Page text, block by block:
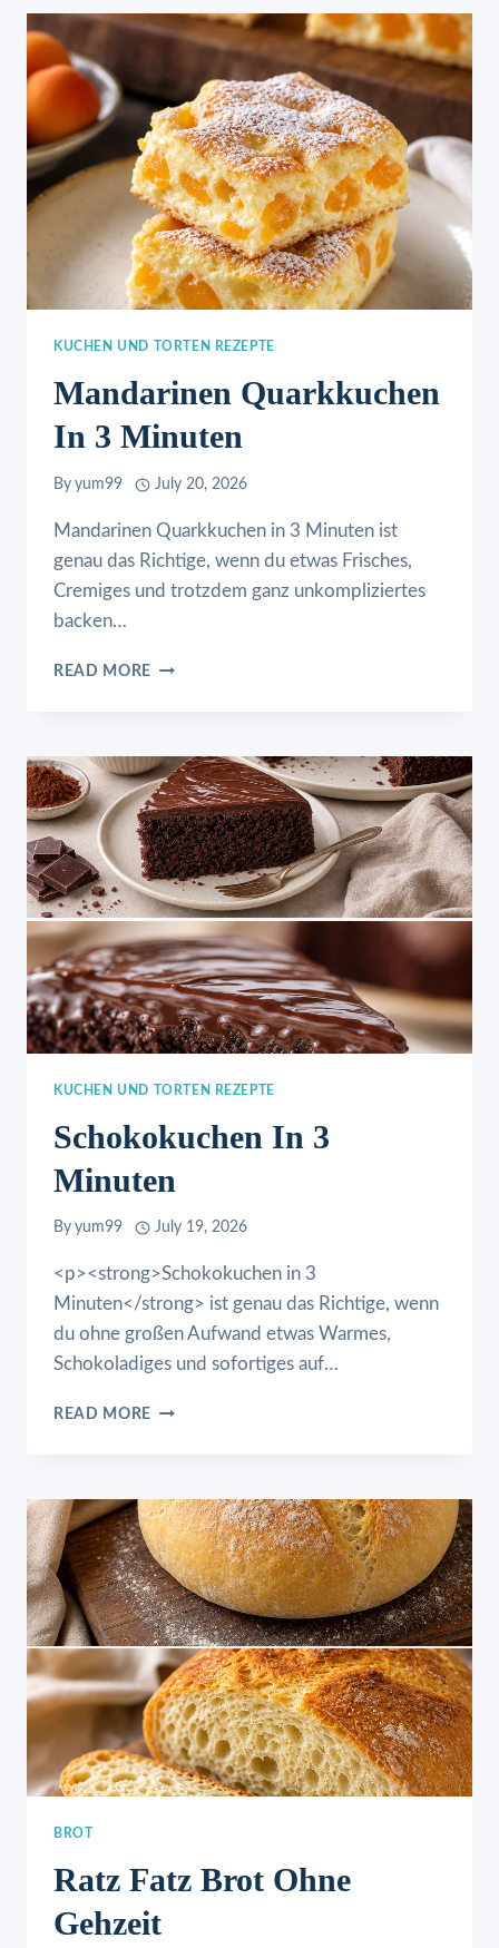
KUCHEN UND TORTEN REZEPTE
Mandarinen Quarkkuchen
In 3 Minuten
By yum99 July 20, 2026
Mandarinen Quarkkuchen in 3 Minuten ist
genau das Richtige, wenn du etwas Frisches,
Cremiges und trotzdem ganz unkompliziertes
backen…
READ MORE MANDARINEN
MINUTEN
KUCHEN UND TORTEN REZEPTE
Schokokuchen In 3
Minuten
By yum99 July 19, 2026
<p><strong>Schokokuchen in 3
Minuten</strong> ist genau das Richtige, wenn
du ohne großen Aufwand etwas Warmes,
Schokoladiges und sofortiges auf…
READ MORE SCHOKOKUCHEN
BROT
Ratz Fatz Brot Ohne
Gehzeit